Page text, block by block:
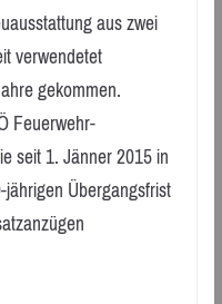
aus zwei
verwendetet
gekommen.
Feuerwehr-
seit 1. Jänner 2015 in
Übergangsfrist